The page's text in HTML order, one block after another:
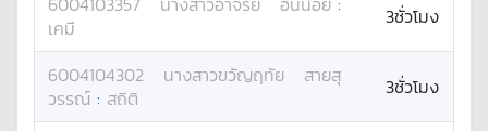
เคมี
3ชั่วโมง
6004104302 นางสาวขวัญฤทัย
สายสุ
วรรณ์ : สถิติ 3ชั่วโมง